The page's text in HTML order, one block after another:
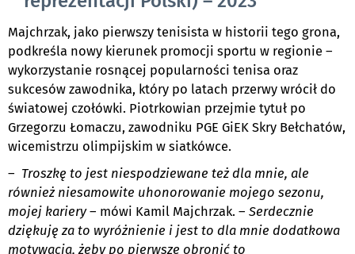
Majchrzak, jako pierwszy tenisista w historii tego grona,
podkreśla nowy kierunek promocji sportu w regionie –
wykorzystanie rosnącej popularności tenisa oraz
sukcesów zawodnika, który po latach przerwy wrócił do
światowej czołówki. Piotrkowian przejmie tytuł po
Grzegorzu Łomaczu, zawodniku PGE GiEK Skry Bełchatów,
wicemistrzu olimpijskim w siatkówce.
– Troszkę to jest niespodziewane też dla mnie, ale
również niesamowite uhonorowanie mojego sezonu,
mojej kariery– mówi Kamil Majchrzak. – Serdecznie
dziękuję za to wyróżnienie i jest to dla mnie dodatkowa
motywacja, żeby po pierwsze obronić to